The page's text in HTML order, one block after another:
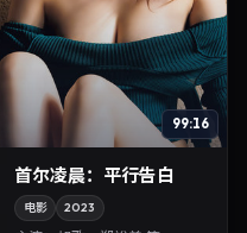
99:16
首尔凌晨：平行告白
电影 2023